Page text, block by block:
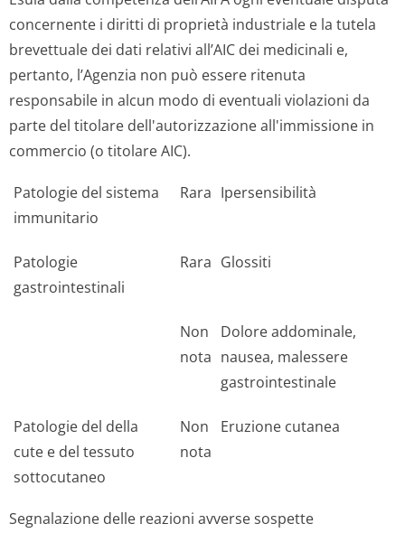
concernente i diritti di proprietà industriale e la tutela
brevettuale dei dati relativi all’AIC dei medicinali e,
pertanto, l’Agenzia non può essere ritenuta
responsabile in alcun modo di eventuali violazioni da
parte del titolare dell'autorizzazione all'immissione in
commercio (o titolare AIC).
Patologie del sistema
immunitario
Rara Ipersensibilità
Patologie
gastrointestinali
Rara Glossiti
Non
nota
Dolore addominale,
nausea, malessere
gastrointestinale
Patologie del della
cute e del tessuto
sottocutaneo
Non
nota
Eruzione cutanea
Segnalazione delle reazioni avverse sospette